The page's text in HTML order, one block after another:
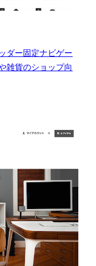
ダー固定ナビゲー
雑貨のショップ向